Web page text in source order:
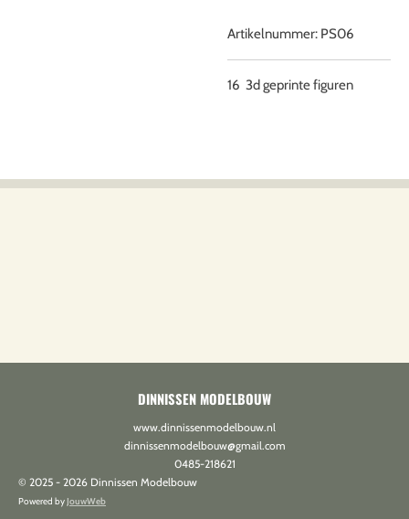
Artikelnummer: PS06
16 3d geprinte figuren
DINNISSEN MODELBOUW
www.dinnissenmodelbouw.nl
dinnissenmodelbouw@gmail.com
0485-218621
© 2025 - 2026 Dinnissen Modelbouw
Powered by JouwWeb